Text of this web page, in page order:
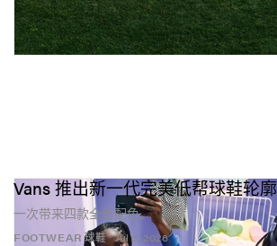
FOOTWEAR 球鞋
Vans 推出新一代完美低帮球鞋轮廓
一次带来四款全新配色。
Jul 3, 2026